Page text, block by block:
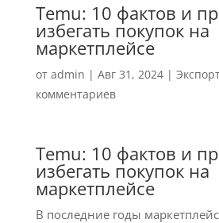
Temu: 10 фактов и
избегать покупок на
маркетплейсе
от admin | Авг 31, 2024|
комментариев
Temu: 10 фактов и
избегать покупок на
маркетплейсе
В последние годы